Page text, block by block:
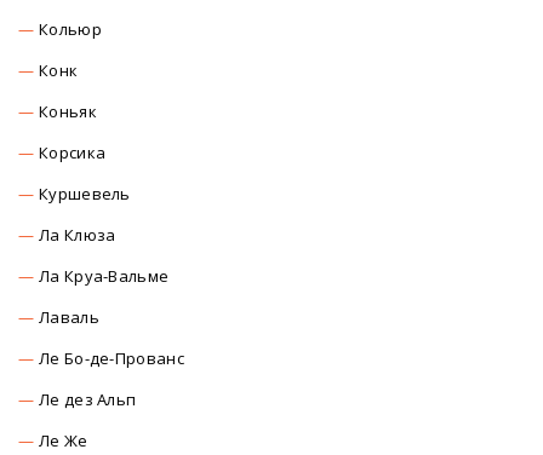
Кольюр
Конк
Коньяк
Корсика
Куршевель
Ла Клюза
Ла Круа-Вальме
Лаваль
Ле Бо-де-Прованс
Ле дез Альп
Ле Же